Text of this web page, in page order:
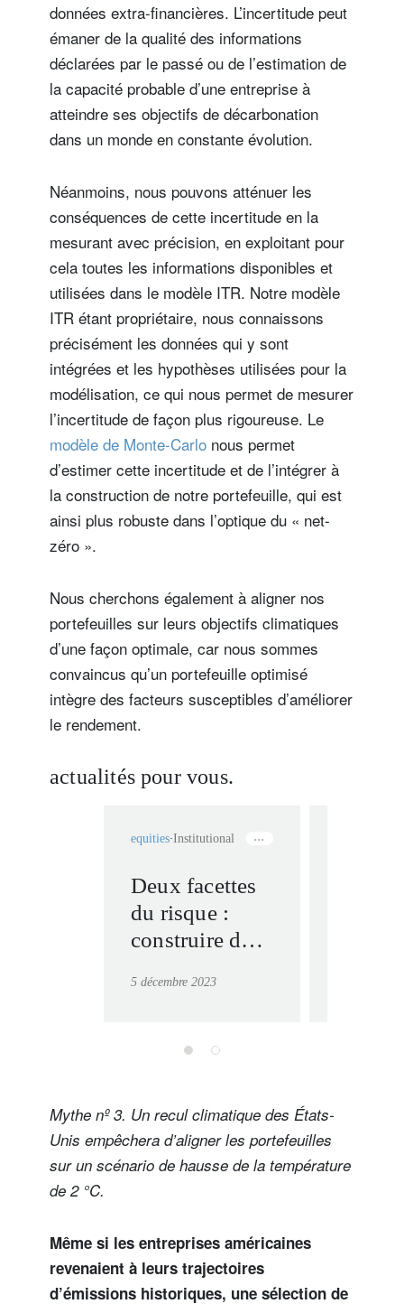
données extra-financières. L’incertitude peut
émaner de la qualité des informations
déclarées par le passé ou de l’estimation de
la capacité probable d’une entreprise à
atteindre ses objectifs de décarbonation
dans un monde en constante évolution.
Néanmoins, nous pouvons atténuer les
conséquences de cette incertitude en la
mesurant avec précision, en exploitant pour
cela toutes les informations disponibles et
utilisées dans le modèle ITR. Notre modèle
ITR étant propriétaire, nous connaissons
précisément les données qui y sont
intégrées et les hypothèses utilisées pour la
modélisation, ce qui nous permet de mesurer
l’incertitude de façon plus rigoureuse. Le
modèle de Monte-Carlo nous permet
d’estimer cette incertitude et de l’intégrer à
la construction de notre portefeuille, qui est
ainsi plus robuste dans l’optique du « net-
zéro ».
Nous cherchons également à aligner nos
portefeuilles sur leurs objectifs climatiques
d’une façon optimale, car nous sommes
convaincus qu’un portefeuille optimisé
intègre des facteurs susceptibles d’améliorer
le rendement.
actualités pour vous.
equities Institutional
Deux facettes
du risque :
construire des
robustes et
net-zéro »
5 décembre 2023
Mythe nº 3. Un recul climatique des États-
Unis empêchera d’aligner les portefeuilles
sur un scénario de hausse de la température
de 2 °C.
Même si les entreprises américaines
revenaient à leurs trajectoires
d’émissions historiques, une sélection de